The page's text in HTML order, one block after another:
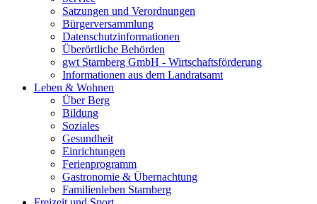
Satzungen und Verordnungen
Bürgerversammlung
Datenschutzinformationen
Überörtliche Behörden
gwt Starnberg GmbH - Wirtschaftsförderung
Informationen aus dem Landratsamt
Leben & Wohnen
Über Berg
Bildung
Soziales
Gesundheit
Einrichtungen
Ferienprogramm
Gastronomie & Übernachtung
Familienleben Starnberg